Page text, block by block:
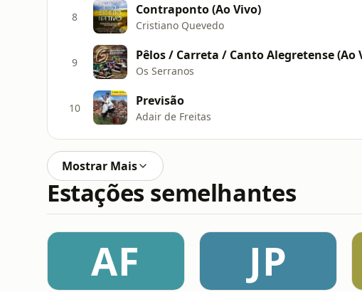
8 Contraponto (Ao Vivo)
Cristiano Quevedo
9 Pêlos / Carreta / Canto Alegretense (Ao
Os Serranos
10 Previsão
Adair de Freitas
Mostrar Mais
Estações semelhantes
AF JP